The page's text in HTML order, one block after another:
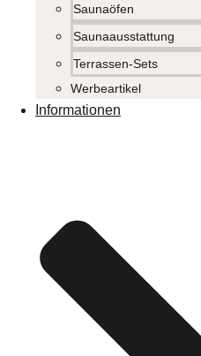
Saunaöfen
Saunaausstattung
Terrassen-Sets
Werbeartikel
Informationen